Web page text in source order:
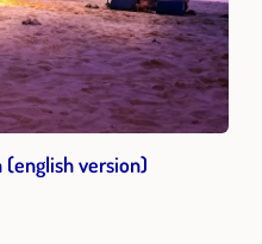
(english version)